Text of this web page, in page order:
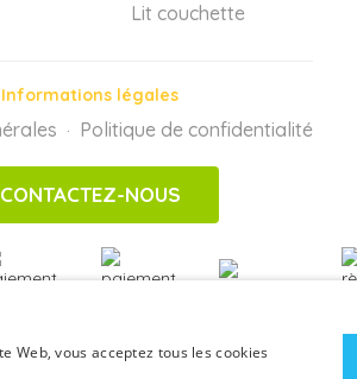
Lit couchette
Informations légales
· Politique de confidentialité
CONTACTEZ-NOUS
Web, vous acceptez tous les cookies